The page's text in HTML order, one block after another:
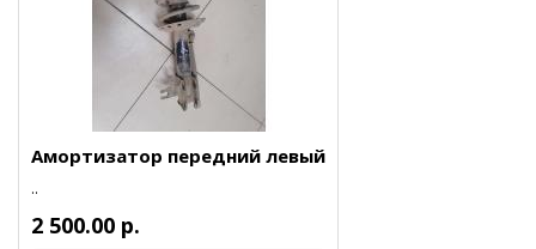
Амортизатор передний левый
..
2 500.00 р.